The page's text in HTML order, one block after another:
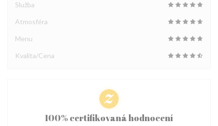
Služba
Atmosféra
Menu
Kvalita/Cena
100% certifikovaná hodnocení